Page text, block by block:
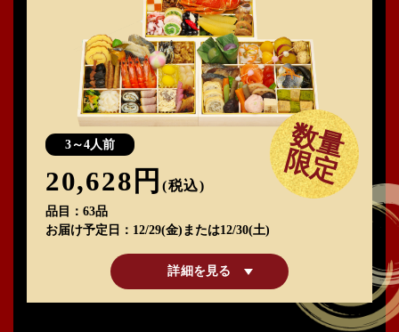
数量
限定
3～4人前
品目
63品
お届け予定日
12/29(金)または12/30(土)
20,628円 (税込)
詳細を見る